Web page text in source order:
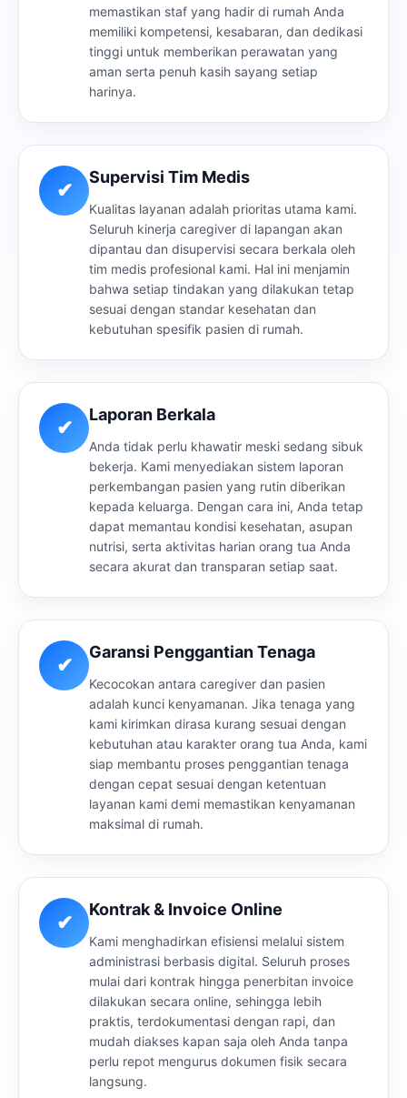
memastikan staf yang hadir di rumah Anda
memiliki kompetensi, kesabaran, dan dedikasi
tinggi untuk memberikan perawatan yang
aman serta penuh kasih sayang setiap
harinya.
✔
Supervisi Tim Medis
Kualitas layanan adalah prioritas utama kami.
Seluruh kinerja caregiver di lapangan akan
dipantau dan disupervisi secara berkala oleh
tim medis profesional kami. Hal ini menjamin
bahwa setiap tindakan yang dilakukan tetap
sesuai dengan standar kesehatan dan
kebutuhan spesifik pasien di rumah.
✔
Laporan Berkala
Anda tidak perlu khawatir meski sedang sibuk
bekerja. Kami menyediakan sistem laporan
perkembangan pasien yang rutin diberikan
kepada keluarga. Dengan cara ini, Anda tetap
dapat memantau kondisi kesehatan, asupan
nutrisi, serta aktivitas harian orang tua Anda
secara akurat dan transparan setiap saat.
✔
Garansi Penggantian Tenaga
Kecocokan antara caregiver dan pasien
adalah kunci kenyamanan. Jika tenaga yang
kami kirimkan dirasa kurang sesuai dengan
kebutuhan atau karakter orang tua Anda, kami
siap membantu proses penggantian tenaga
dengan cepat sesuai dengan ketentuan
layanan kami demi memastikan kenyamanan
maksimal di rumah.
✔
Kontrak & Invoice Online
Kami menghadirkan efisiensi melalui sistem
administrasi berbasis digital. Seluruh proses
mulai dari kontrak hingga penerbitan invoice
dilakukan secara online, sehingga lebih
praktis, terdokumentasi dengan rapi, dan
mudah diakses kapan saja oleh Anda tanpa
perlu repot mengurus dokumen fisik secara
langsung.